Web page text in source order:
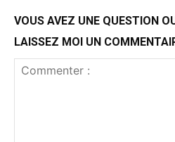
VOUS AVEZ UNE QUESTION
LAISSEZ MOI UN